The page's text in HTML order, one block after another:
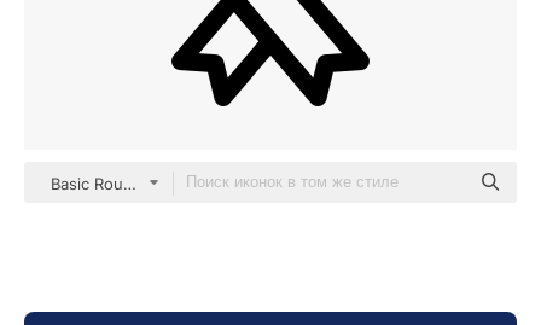
Basic Rounded Lineal